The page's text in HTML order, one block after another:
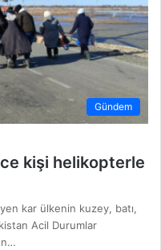
Gündem
kişi helikopterle
kar ülkenin kuzey, batı,
Acil Durumlar